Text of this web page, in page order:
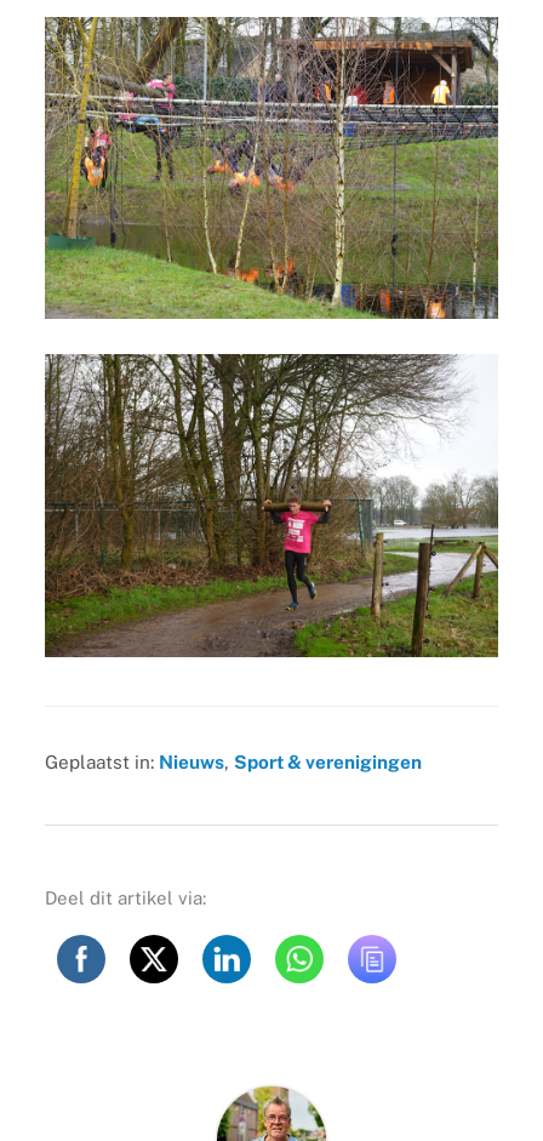
Geplaatst in: Nieuws, Sport & verenigingen
Deel dit artikel via: